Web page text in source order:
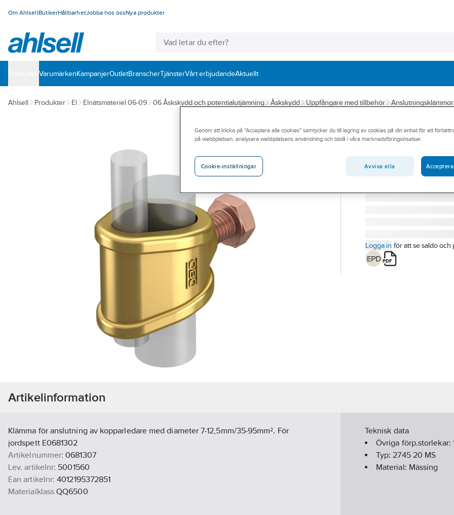
Om AhlsellButikerHållbarhetJobba hos ossNya produkter
VarumärkenKampanjerOutletBranscherTjänsterVårt erbjudandeAktuellt
Ahlsell Produkter El Elnätsmateriel 06-09 06 Åskskydd och potentialutjämning Åskskydd Uppfångare med tillbehör Anslutningsklämmor
OBO BETTERMANN
Klämma för
Artikelnummer:
0681307
5001560
Logga in för att se saldo och
Artikelinformation
Klämma för anslutning av kopparledare med diameter 7-12,5mm/35-95mm². För
jordspett E0681302
Artikelnummer: 0681307
Lev. artikelnr: 5001560
Ean artikelnr: 4012195372851
Materialklass QQ6500
Teknisk data
Övriga förp.storlekar:
Typ:2745 20 MS
Material: Mässing
Genom att klicka på "Acceptera alla cookies" samtycker du till lagring av cookies på din enhet för att
på webbplatsen, analysera webbplatsens användning och bistå i våra marknadsföringsinsatser.
Cookie-inställningar Avvisa alla